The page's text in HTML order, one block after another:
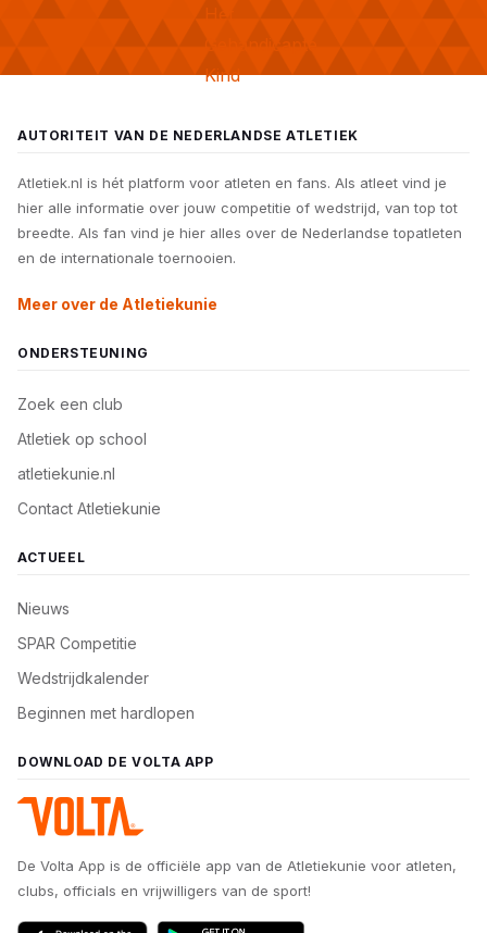
AUTORITEIT VAN DE NEDERLANDSE ATLETIEK
Atletiek.nl is hét platform voor atleten en fans. Als atleet vind je
hier alle informatie over jouw competitie of wedstrijd, van top tot
breedte. Als fan vind je hier alles over de Nederlandse topatleten
en de internationale toernooien.
Meer over de Atletiekunie
ONDERSTEUNING
Zoek een club
Atletiek op school
atletiekunie.nl
Contact Atletiekunie
ACTUEEL
Nieuws
SPAR Competitie
Wedstrijdkalender
Beginnen met hardlopen
DOWNLOAD DE VOLTA APP
De Volta App is de officiële app van de Atletiekunie voor atleten,
clubs, officials en vrijwilligers van de sport!